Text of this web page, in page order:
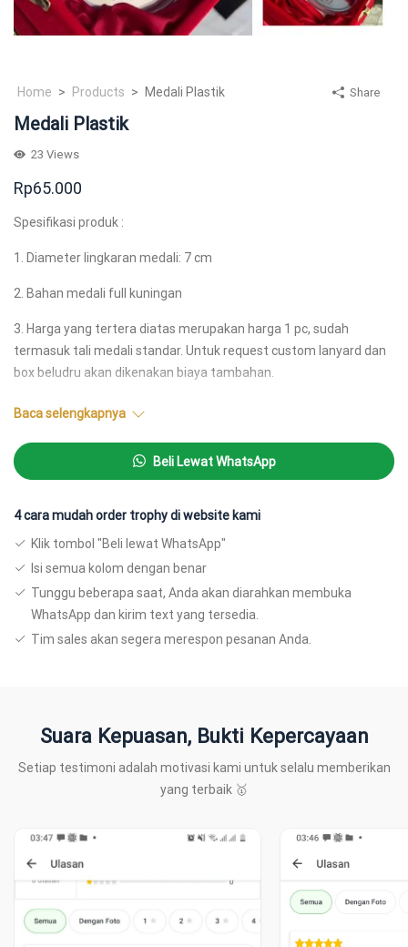
Home > Products > Medali Plastik
Medali Plastik
23 Views
Rp65.000
Spesifikasi produk :
1. Diameter lingkaran medali: 7 cm
2. Bahan medali full kuningan
3. Harga yang tertera diatas merupakan harga 1 pc, sudah
termasuk tali medali standar. Untuk request custom lanyard dan
box beludru akan dikenakan biaya tambahan.
4. Produk kami ada yang ready stock ada yang tidak. Estimasi
Pricelist:
Box beludru: 40.ooo
Instagram:https://www.instagram.com/reel/CcNRyJoDQG7/
Baca selengkapnya
Beli Lewat WhatsApp
4 cara mudah order trophy di website kami
Klik tombol "Beli lewat WhatsApp"
Isi semua kolom dengan benar
Tunggu beberapa saat, Anda akan diarahkan membuka
WhatsApp dan kirim text yang tersedia.
Tim sales akan segera merespon pesanan Anda.
Share
Suara Kepuasan, Bukti Kepercayaan
Setiap testimoni adalah motivasi kami untuk selalu memberikan
yang terbaik 🥇